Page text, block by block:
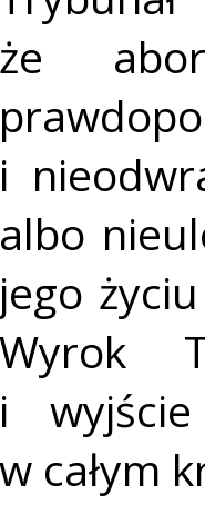
że
i
albo
jego
Wyrok
i
w całym